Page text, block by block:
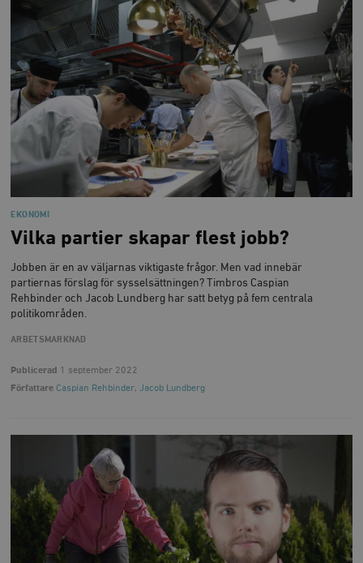
EKONOMI
Vilka partier skapar flest jobb?
Jobben är en av väljarnas viktigaste frågor. Men vad innebär
partiernas förslag för sysselsättningen? Timbros Caspian
Rehbinder och Jacob Lundberg har satt betyg på fem centrala
politikområden.
ARBETSMARKNAD
Publicerad 1 september 2022
Författare Caspian Rehbinder, Jacob Lundberg